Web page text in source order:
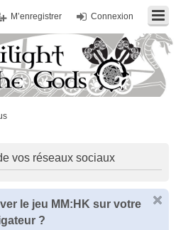
Connexion
M’enregistrer
vos réseaux sociaux
le jeu MM:HK sur votre
?